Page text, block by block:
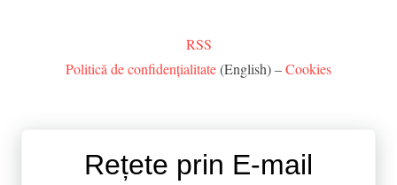
RSS
Politică de confidențialitate(English) –Cookies
Rețete prin E-mail